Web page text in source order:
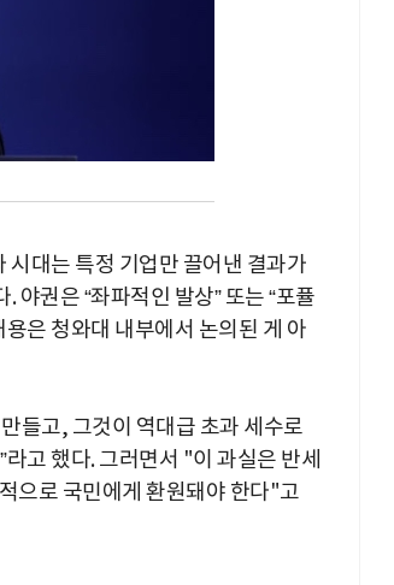
시대는 특정 기업만 끌어낸 결과가
.야권은“좌파적인 발상”또는“포퓰
용은 청와대 내부에서 논의된 게 아
만들고, 그것이 역대급 초과 세수로
”라고했다.그러면서 "이 과실은 반세
으로 국민에게 환원돼야 한다"고